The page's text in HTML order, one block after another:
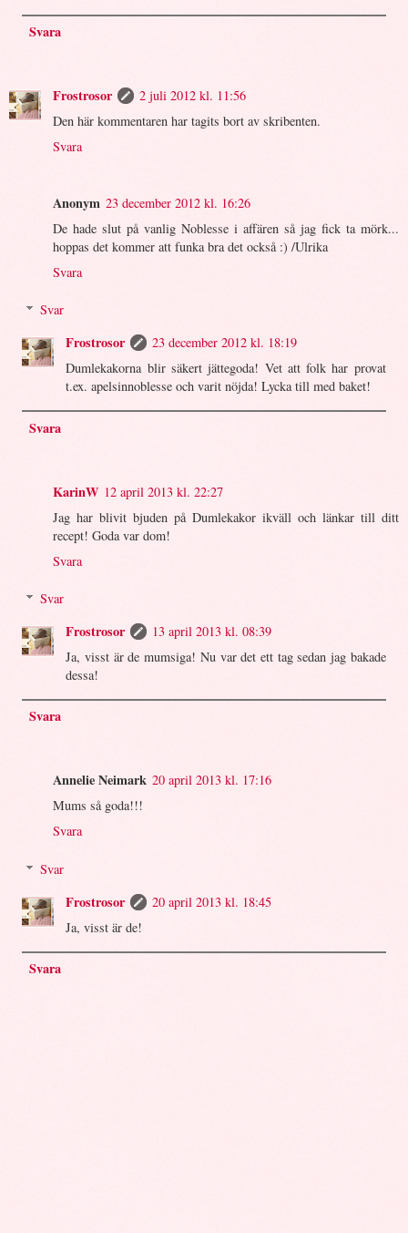
Svara
Frostrosor
2 juli 2012 kl. 11:56
Den här kommentaren har tagits bort av skribenten.
Svara
Anonym 23 december 2012 kl. 16:26
De hade slut på vanlig Noblesse i affären så jag fick ta mörk...
hoppas det kommer att funka bra det också :) /Ulrika
Svara
Svar
Frostrosor
23 december 2012 kl. 18:19
Dumlekakorna blir säkert jättegoda! Vet att folk har provat
t.ex. apelsinnoblesse och varit nöjda! Lycka till med baket!
Svara
KarinW 12 april 2013 kl. 22:27
Jag har blivit bjuden på Dumlekakor ikväll och länkar till ditt
recept! Goda var dom!
Svara
Svar
Frostrosor
13 april 2013 kl. 08:39
Ja, visst är de mumsiga! Nu var det ett tag sedan jag bakade
dessa!
Svara
Annelie Neimark 20 april 2013 kl. 17:16
Mums så goda!!!
Svara
Svar
Frostrosor
20 april 2013 kl. 18:45
Ja, visst är de!
Svara